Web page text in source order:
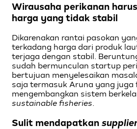
Wirausaha perikanan
harga yang tidak stabil
Dikarenakan rantai pasokan
terkadang harga dari produk
terjaga dengan stabil.
sudah bermunculan startup
bertujuan menyelesaikan
saja termasuk Aruna yang juga
mengembangkan sistem
sustainable fisheries.
Sulit mendapatkan